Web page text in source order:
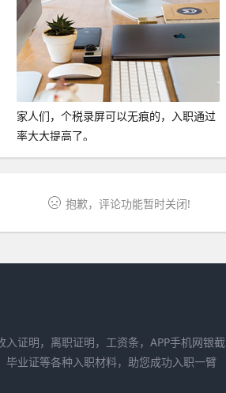
家人们，个税录屏可以无痕的，入职通过
率大大提高了。
抱歉，评论功能暂时关闭!
证明，离职证明，工资条，APP手机网银截
业证等各种入职材料，助您成功入职一臂